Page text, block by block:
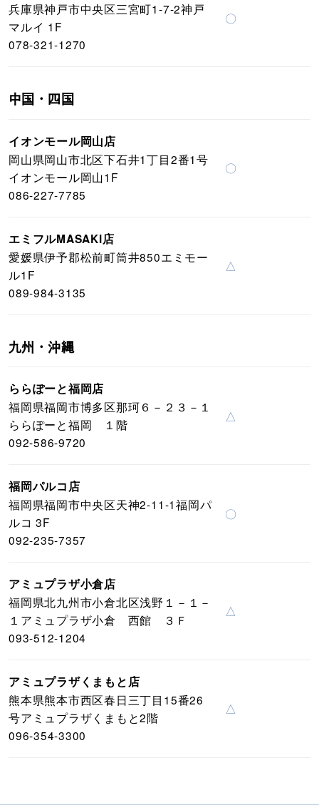
兵庫県神戸市中央区三宮町1-7-2神戸
マルイ 1F
078-321-1270
〇
中国・四国
イオンモール岡山店
岡山県岡山市北区下石井1丁目2番1号
イオンモール岡山1F
086-227-7785
〇
エミフルMASAKI店
愛媛県伊予郡松前町筒井850エミモー
ル1F
089-984-3135
△
九州・沖縄
ららぽーと福岡店
福岡県福岡市博多区那珂６－２３－１
ららぽーと福岡 １階
092-586-9720
△
福岡パルコ店
福岡県福岡市中央区天神2-11-1福岡パ
ルコ 3F
092-235-7357
〇
アミュプラザ小倉店
福岡県北九州市小倉北区浅野１－１－
１アミュプラザ小倉 西館 ３Ｆ
093-512-1204
△
アミュプラザくまもと店
熊本県熊本市西区春日三丁目15番26
号アミュプラザくまもと2階
096-354-3300
△